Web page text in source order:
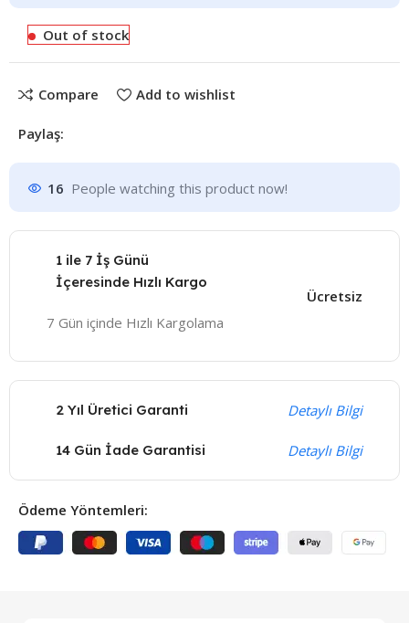
Out of stock
Compare Add to wishlist
Paylaş:
16 People watching this product now!
1 ile 7 İş Günü
İçeresinde Hızlı Kargo
7 Gün içinde Hızlı Kargolama
Ücretsiz
2 Yıl Üretici Garanti Detaylı Bilgi
14 Gün İade Garantisi Detaylı Bilgi
Ödeme Yöntemleri: